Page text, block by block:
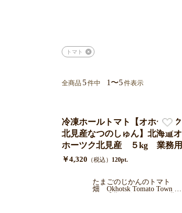
トマト
全商品 5件中 1〜5件表示
冷凍ホールトマト【オホーツク
北見産なつのしゅん】北海道オ
ホーツク北見産 ５kg 業務用
￥4,320 （税込） 120pt.
たまごのじかんのトマト
畑 Okhotsk Tomato Town Far